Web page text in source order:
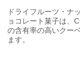
ドライフルーツ・ナ
ョコレート菓子は、
の含有率の高いクー
ます。